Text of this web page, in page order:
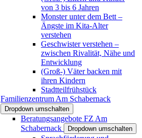
von 3 bis 6 Jahren
Monster unter dem Bett –
Ängste im Kita-Alter
verstehen
Geschwister verstehen –
zwischen Rivalität, Nähe und
Entwicklung
(Groß-) Väter backen mit
ihren Kindern
Stadtteilfrühstück
Familienzentrum Am Schabernack
Dropdown umschalten
Beratungsangebote FZ Am
Schabernack
Dropdown umschalten